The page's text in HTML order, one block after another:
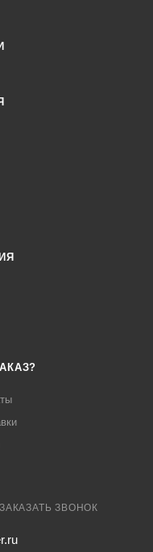
ЗАКАЗАТЬ ЗВОНОК